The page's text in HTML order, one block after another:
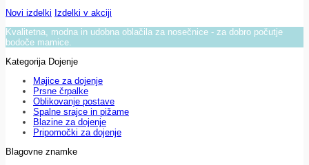
Novi izdelki Izdelki v akciji
Kvalitetna, modna in udobna oblačila za nosečnice - za dobro počutje
bodoče mamice.
Kategorija Dojenje
Majice za dojenje
Prsne črpalke
Oblikovanje postave
Spalne srajce in pižame
Blazine za dojenje
Pripomočki za dojenje
Blagovne znamke